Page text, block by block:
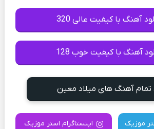
آهنگ با کیفیت عالی 320
آهنگ با کیفیت خوب 128
تمام آهنگ های میلاد معین
موزیک اینستاگرام استر موزیک